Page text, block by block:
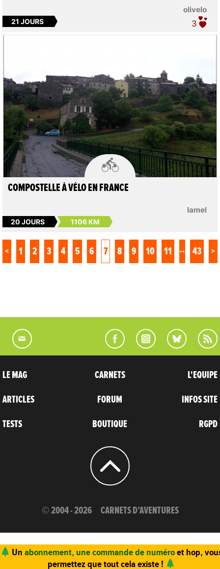
olivelo
21 JOURS 3

lamel
COMPOSTELLE À VÉLO EN FRANCE
20 JOURS 1106 KM
< 1 2 3 4 5 6 7 8 9 10 11 .. 43 >
LE MAG
ARTICLES
TESTS
CARNETS
FORUM
BOUTIQUE
L'EQUIPE
INFOS SITE
RGPD
© 2004 - 2026 CARNETS D’AVENTURES
Un abonnement, une commande de numéroet hop,
permettez que tout cela existe !